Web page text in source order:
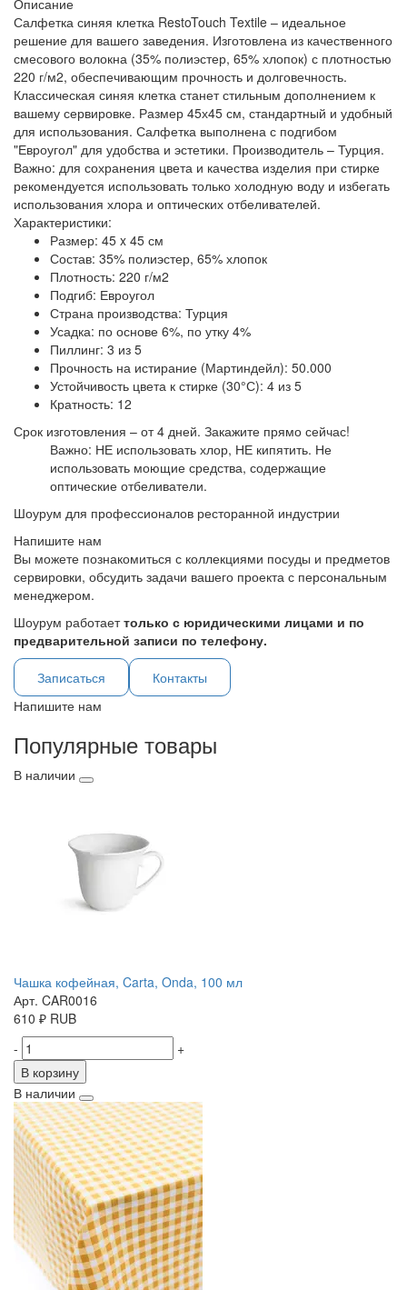
Описание
Салфетка синяя клетка RestoTouch Textile – идеальное
решение для вашего заведения. Изготовлена из качественного
смесового волокна (35% полиэстер, 65% хлопок) с плотностью
220 г/м2, обеспечивающим прочность и долговечность.
Классическая синяя клетка станет стильным дополнением к
вашему сервировке. Размер 45х45 см, стандартный и удобный
для использования. Салфетка выполнена с подгибом
"Евроугол" для удобства и эстетики. Производитель – Турция.
Важно: для сохранения цвета и качества изделия при стирке
рекомендуется использовать только холодную воду и избегать
использования хлора и оптических отбеливателей.
Характеристики:
Размер: 45 x 45 см
Состав: 35% полиэстер, 65% хлопок
Плотность: 220 г/м2
Подгиб: Евроугол
Страна производства: Турция
Усадка: по основе 6%, по утку 4%
Пиллинг: 3 из 5
Прочность на истирание (Мартиндейл): 50.000
Устойчивость цвета к стирке (30°С): 4 из 5
Кратность: 12
Срок изготовления – от 4 дней. Закажите прямо сейчас!
Важно: НЕ использовать хлор, НЕ кипятить. Не
использовать моющие средства, содержащие
оптические отбеливатели.
Шоурум для профессионалов ресторанной индустрии
Напишите нам
Вы можете познакомиться с коллекциями посуды и предметов
сервировки, обсудить задачи вашего проекта с персональным
менеджером.
Шоурум работаеттолько с юридическими лицами и по
предварительной записи по телефону.
Записаться
Контакты
Напишите нам
Популярные товары
В наличии
Чашка кофейная, Carta, Onda, 100 мл
Арт. CAR0016
610 ₽ RUB
-
+
В корзину
В наличии